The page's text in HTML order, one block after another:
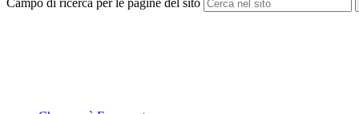
Campo di ricerca per le pagine del sito